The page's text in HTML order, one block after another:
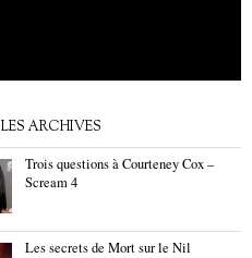
ARCHIVES
Trois questions à Courteney Cox –
Scream 4
Les secrets de Mort sur le Nil